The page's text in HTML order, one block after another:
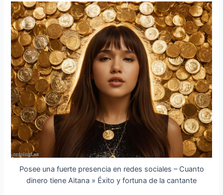
Posee una fuerte presencia en redes sociales – Cuanto
dinero tiene Aitana » Éxito y fortuna de la cantante